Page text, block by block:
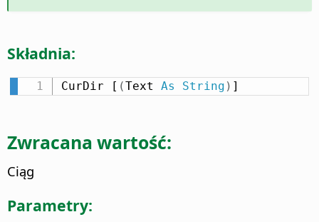
Składnia:
CurDir [ (Text As String ) ]
Zwracana wartość:
Ciąg
Parametry: